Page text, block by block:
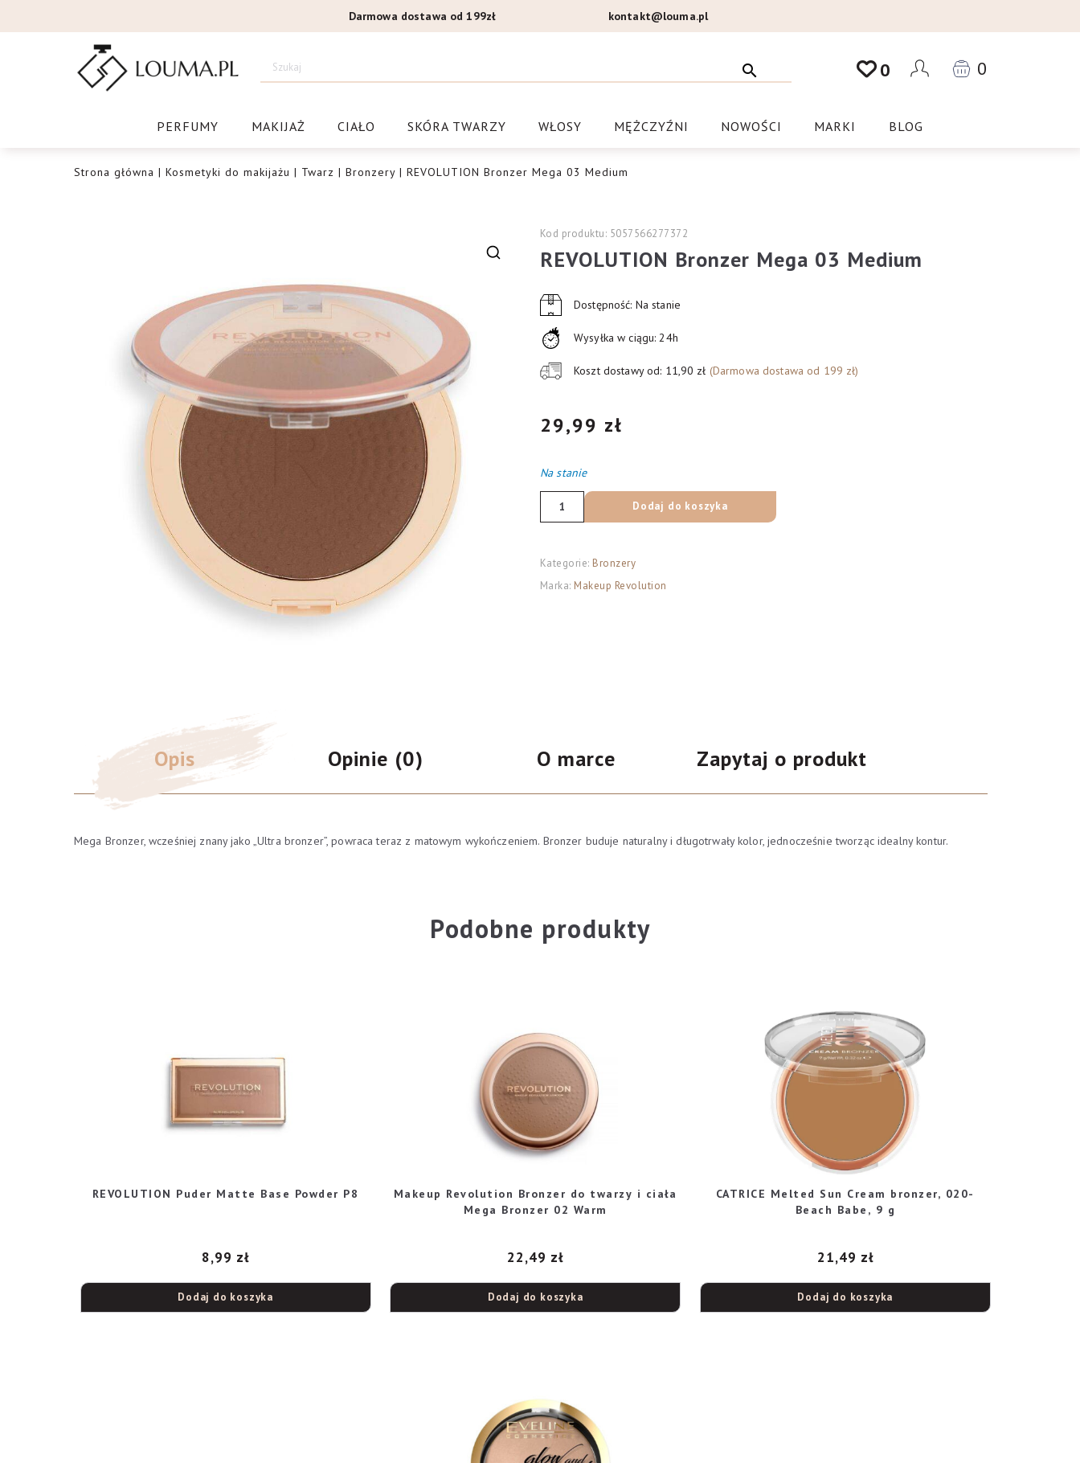
do
Darmowa dostawa od 199zł kontakt@louma.pl
Drogeria Louma.pl 0 0
PERFUMY MAKIJAŻ CIAŁO SKÓRA TWARZY WŁOSY MĘŻCZYŹNI NOWOŚCI MARKI BLOG
Strona główna | Kosmetyki do makijażu | Twarz | Bronzery | REVOLUTION Bronzer Mega 03 Medium
Kod produktu: 5057566277372
REVOLUTION Bronzer Mega 03 Medium
Dostępność: Na stanie
Wysyłka w ciągu: 24h
Koszt dostawy od: 11,90 zł (Darmowa dostawa od 199 zł)
29,99 zł
Na stanie
ilość
REVOLUTION
Mega
03
Dodaj do koszyka
Kategorie: Bronzery
Marka: Makeup Revolution
Opis Opinie (0) O marce Zapytaj o produkt
Mega Bronzer, wcześniej znany jako „Ultra bronzer”, powraca teraz z matowym wykończeniem. Bronzer buduje naturalny i długotrwały kolor, jednocześnie tworząc idealny kontur.
Podobne produkty
REVOLUTION Puder Matte Base Powder P8
8,99 zł
Dodaj do koszyka
Makeup Revolution Bronzer do twarzy i ciała
Mega Bronzer 02 Warm
22,49 zł
Dodaj do koszyka
CATRICE Melted Sun Cream bronzer, 020-
Beach Babe, 9 g
21,49 zł
Dodaj do koszyka